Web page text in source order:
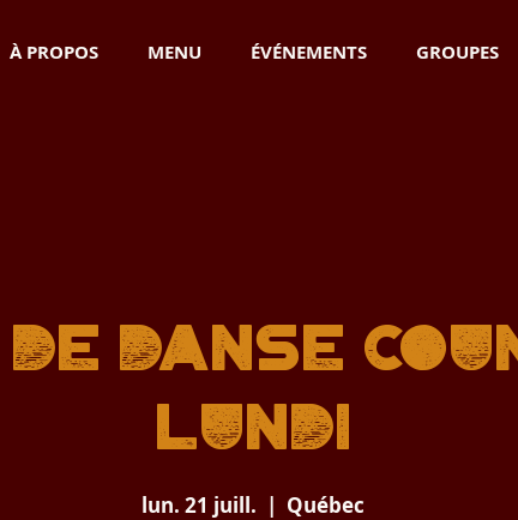
À PROPOS MENU ÉVÉNEMENTS GROUPES
de danse
Lundi
lun. 21 juill.
  |
Québec